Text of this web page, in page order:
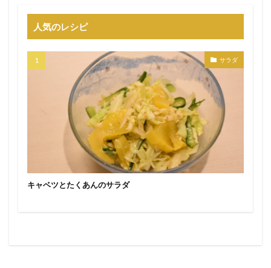
人気のレシピ
サラダ
キャベツとたくあんのサラダ